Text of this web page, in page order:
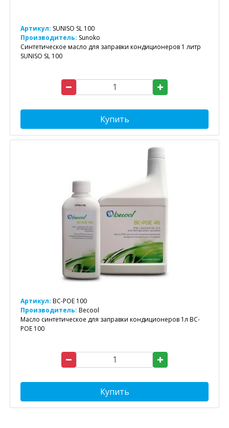
Артикул: SUNISO SL 100
Производитель: Sunoko
Синтетическое масло для заправки кондиционеров 1 литр
SUNISO SL 100
Купить
Артикул: BC-POE 100
Производитель: Becool
Масло синтетическое для заправки кондиционеров 1л BC-
POE 100
Купить